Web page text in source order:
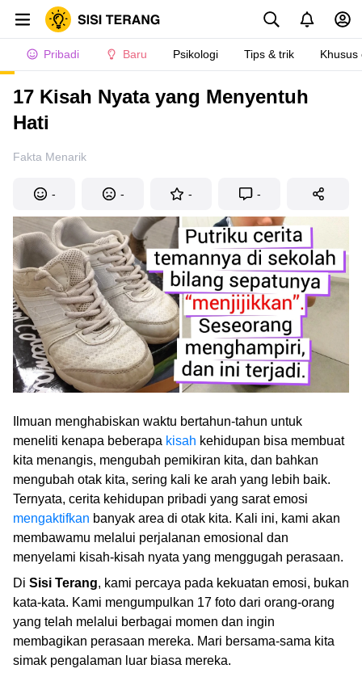
Pribadi Baru Psikologi Tips & trik Khusus
17 Kisah Nyata yang Menyentuh
Hati
Fakta Menarik
- - - -
Ilmuan menghabiskan waktu bertahun-tahun untuk
meneliti kenapa beberapa kisah kehidupan bisa membuat
kita menangis, mengubah pemikiran kita, dan bahkan
mengubah otak kita, sering kali ke arah yang lebih baik.
Ternyata, cerita kehidupan pribadi yang sarat emosi
mengaktifkan banyak area di otak kita. Kali ini, kami akan
membawamu melalui perjalanan emosional dan
menyelami kisah-kisah nyata yang menggugah perasaan.
Di Sisi Terang, kami percaya pada kekuatan emosi, bukan
kata-kata. Kami mengumpulkan 17 foto dari orang-orang
yang telah melalui berbagai momen dan ingin
membagikan perasaan mereka. Mari bersama-sama kita
simak pengalaman luar biasa mereka.